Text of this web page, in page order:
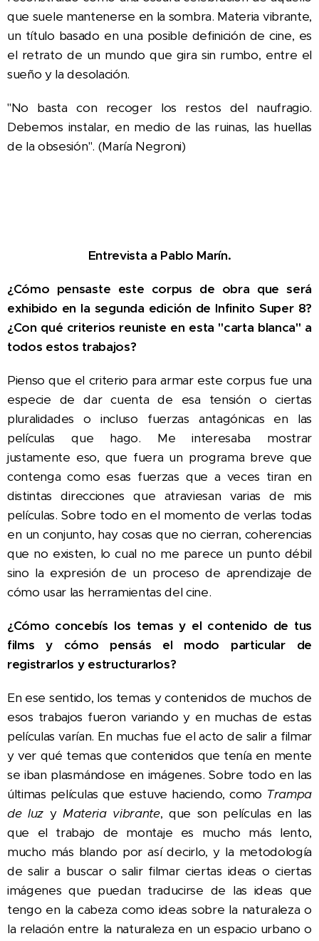
que suele mantenerse en la sombra. Materia vibrante,
un título basado en una posible definición de cine, es
el retrato de un mundo que gira sin rumbo, entre el
sueño y la desolación.
"No basta con recoger los restos del naufragio.
Debemos instalar, en medio de las ruinas, las huellas
de la obsesión". (María Negroni)
Entrevista a Pablo Marín.
¿Cómo pensaste este corpus de obra que será
exhibido en la segunda edición de Infinito Super 8?
¿Con qué criterios reuniste en esta "carta blanca" a
todos estos trabajos?
Pienso que el criterio para armar este corpus fue una
especie de dar cuenta de esa tensión o ciertas
pluralidades o incluso fuerzas antagónicas en las
películas que hago. Me interesaba mostrar
justamente eso, que fuera un programa breve que
contenga como esas fuerzas que a veces tiran en
distintas direcciones que atraviesan varias de mis
películas. Sobre todo en el momento de verlas todas
en un conjunto, hay cosas que no cierran, coherencias
que no existen, lo cual no me parece un punto débil
sino la expresión de un proceso de aprendizaje de
cómo usar las herramientas del cine.
¿Cómo concebís los temas y el contenido de tus
films y cómo pensás el modo particular de
registrarlos y estructurarlos?
En ese sentido, los temas y contenidos de muchos de
esos trabajos fueron variando y en muchas de estas
películas varían. En muchas fue el acto de salir a filmar
y ver qué temas que contenidos que tenía en mente
se iban plasmándose en imágenes. Sobre todo en las
últimas películas que estuve haciendo, como Trampa
de luz y Materia vibrante, que son películas en las
que el trabajo de montaje es mucho más lento,
mucho más blando por así decirlo, y la metodología
de salir a buscar o salir filmar ciertas ideas o ciertas
imágenes que puedan traducirse de las ideas que
tengo en la cabeza como ideas sobre la naturaleza o
la relación entre la naturaleza en un espacio urbano o